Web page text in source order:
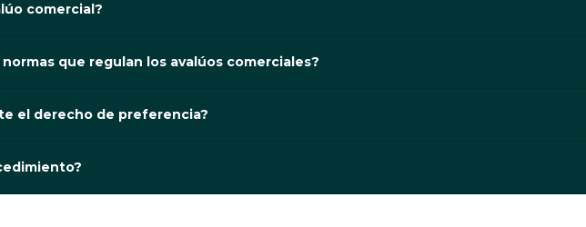
comercial?
normas que regulan los avalúos comerciales?
el derecho de preferencia?